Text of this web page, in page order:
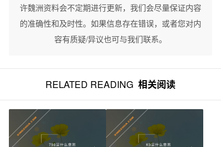
许魏洲资料会不定期进行更新，我们会尽量保证内容
的准确性和及时性。如果信息存在错误，或者您对内
容有质疑/异议也可与我们联系。
RELATED READING 相关阅读